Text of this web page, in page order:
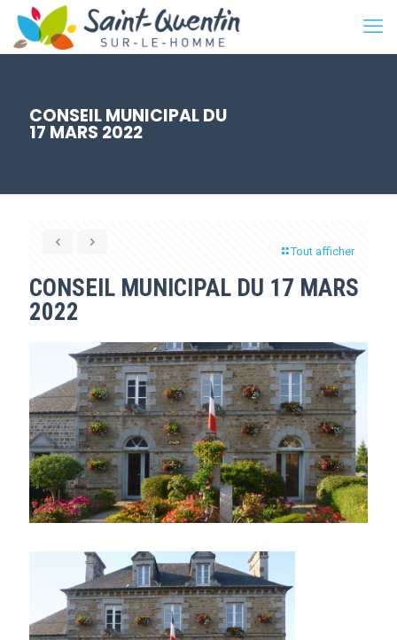
CONSEIL MUNICIPAL DU
17 MARS 2022
Tout afficher
CONSEIL MUNICIPAL DU 17 MARS
2022